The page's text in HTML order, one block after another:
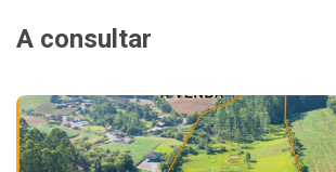
A consultar